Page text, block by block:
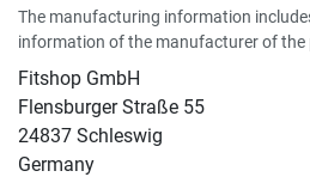
The manufacturing information
information of the manufacturer of the
Fitshop GmbH
Flensburger Straße 55
24837 Schleswig
Germany